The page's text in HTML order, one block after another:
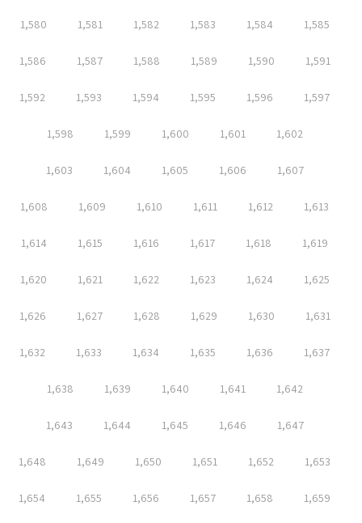
1,580 1,581 1,582 1,583 1,584 1,585
1,586 1,587 1,588 1,589 1,590 1,591
1,592 1,593 1,594 1,595 1,596 1,597
1,598 1,599 1,600 1,601 1,602
1,603 1,604 1,605 1,606 1,607
1,608 1,609 1,610 1,611 1,612 1,613
1,614 1,615 1,616 1,617 1,618 1,619
1,620 1,621 1,622 1,623 1,624 1,625
1,626 1,627 1,628 1,629 1,630 1,631
1,632 1,633 1,634 1,635 1,636 1,637
1,638 1,639 1,640 1,641 1,642
1,643 1,644 1,645 1,646 1,647
1,648 1,649 1,650 1,651 1,652 1,653
1,654 1,655 1,656 1,657 1,658 1,659